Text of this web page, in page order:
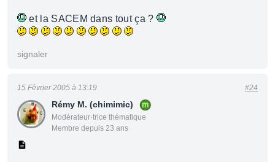
et la SACEM dans tout ça ?
signaler
Rémy M. (chimimic)
Modérateur·trice thématique
Membre depuis 23 ans
15 Février 2005 à 13:19 #24